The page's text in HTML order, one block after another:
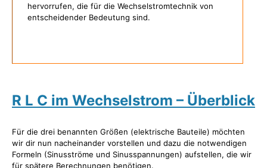
hervorrufen, die für die Wechselstromtechnik von
entscheidender Bedeutung sind.
R L C im Wechselstrom – Überblick
Für die drei benannten Größen (elektrische Bauteile) möchten
wir dir nun nacheinander vorstellen und dazu die notwendigen
Formeln (Sinusströme und Sinusspannungen) aufstellen, die wir
für spätere Berechnungen benötigen.